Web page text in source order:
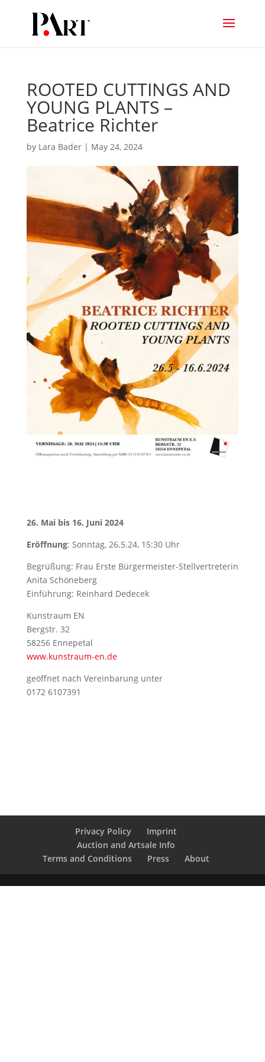
ROOTED CUTTINGS AND
YOUNG PLANTS –
Beatrice Richter
by Lara Bader| May 24, 2024
26. Mai bis 16. Juni 2024
Eröffnung: Sonntag, 26.5.24, 15:30 Uhr
Begrüßung: Frau Erste Bürgermeister-Stellvertreterin
Anita Schöneberg
Einführung: Reinhard Dedecek
Kunstraum EN
Bergstr. 32
58256 Ennepetal
www.kunstraum-en.de
geöffnet nach Vereinbarung unter
0172 6107391
Privacy Policy
Imprint
Auction and Artsale Info
Terms and Conditions
Press About